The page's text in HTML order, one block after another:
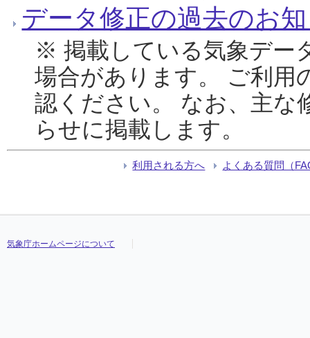
データ修正の過去のお
※ 掲載している気象デー
場合があります。 ご利用
認ください。 なお、主な
らせに掲載します。
利用される方へ よくある質問（
気象庁ホームページについて